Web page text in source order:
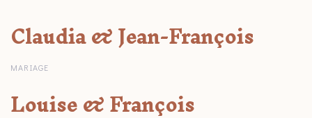
Claudia & Jean-François
Claudia & Jean-François
MARIAGE
Louise & François
Louise & François